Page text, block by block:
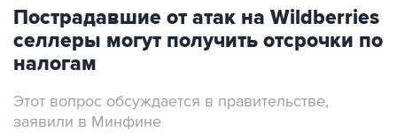
Пострадавшие от атак на Wildberries
селлеры могут получить отсрочки по
налогам
Этот вопрос обсуждается в правительстве,
заявили в Минфине